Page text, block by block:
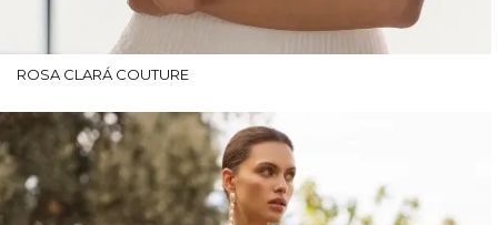
ROSA CLARÁ COUTURE